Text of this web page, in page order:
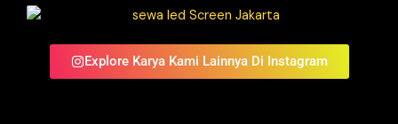
Explore Karya Kami Lainnya Di Instagram